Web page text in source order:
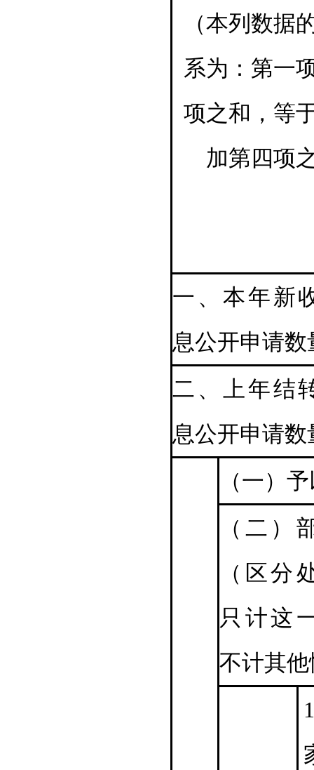
（本列数据
系为：第一
项之和，等
加第四项
一、本年新
息公开申请数
二、上年结
息公开申请数
（一）
（二）
（区分
只计这
不计其